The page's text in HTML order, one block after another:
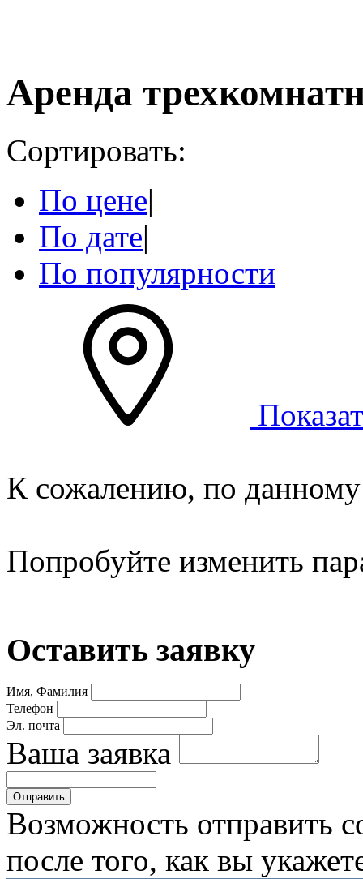
Аренда
Сортировать:
По цене|
По дате|
По популярности
К сожалению, по данному
Попробуйте изменить
Оставить заявку
Имя, Фамилия
Телефон
Эл. почта
Ваша заявка
Возможность отправить
после того, как вы